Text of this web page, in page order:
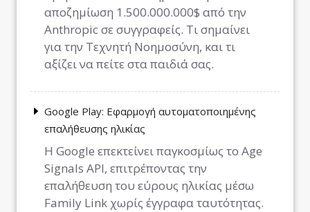
αποζημίωση 1.500.000.000$ από την
Anthropic σε συγγραφείς. Τι σημαίνει
για την Τεχνητή Νοημοσύνη, και τι
αξίζει να πείτε στα παιδιά σας.
Google Play: Εφαρμογή αυτοματοποιημένης
επαλήθευσης ηλικίας
Η Google επεκτείνει παγκοσμίως το Age
Signals API, επιτρέποντας την
επαλήθευση του εύρους ηλικίας μέσω
Family Link χωρίς έγγραφα ταυτότητας.